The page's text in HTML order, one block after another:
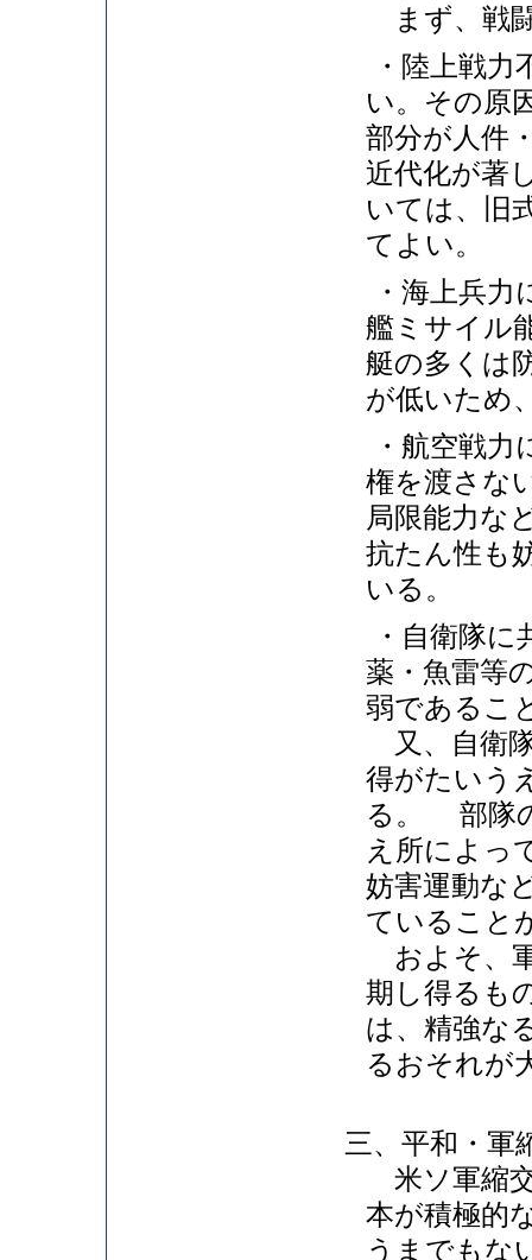
まず、戦
・陸上戦力
い。その原
部分が人件
近代化が著
いては、旧
てよい。
・海上兵力
艦ミサイル
艇の多くは
が低いため
・航空戦力
権を渡さな
局限能力な
抗たん性も
いる。
・自衛隊に
薬・魚雷等
弱であるこ
又、自衛
得がたいう
る。 部隊
え所によっ
妨害運動な
ていること
およそ、
期し得るも
は、精強な
るおそれが
三、平和・軍
米ソ軍縮
本が積極的
うまでもな